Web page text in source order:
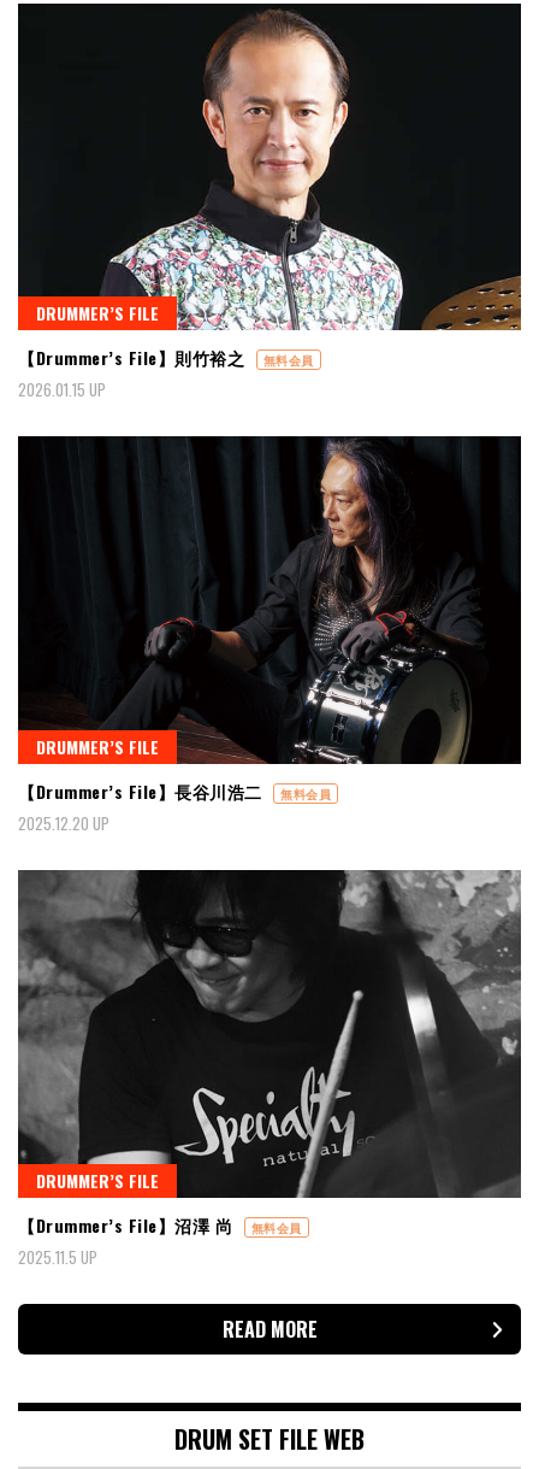
DRUMMER’S FILE
【Drummer’s File】則竹裕之
無料会員
2026.01.15 UP
DRUMMER’S FILE
【Drummer’s File】長谷川浩二
無料会員
2025.12.20 UP
DRUMMER’S FILE
【Drummer’s File】沼澤 尚
無料会員
2025.11.5 UP
READ MORE
DRUM SET FILE WEB